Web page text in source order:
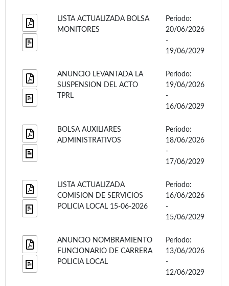
LISTA ACTUALIZADA BOLSA
MONITORES
Periodo:
20/06/2026
-
19/06/2029
ANUNCIO LEVANTADA LA
SUSPENSION DEL ACTO
TPRL
Periodo:
19/06/2026
-
16/06/2029
BOLSA AUXILIARES
ADMINISTRATIVOS
Periodo:
18/06/2026
-
17/06/2029
LISTA ACTUALIZADA
COMISION DE SERVICIOS
POLICIA LOCAL 15-06-2026
Periodo:
16/06/2026
-
15/06/2029
ANUNCIO NOMBRAMIENTO
FUNCIONARIO DE CARRERA
POLICIA LOCAL
Periodo:
13/06/2026
-
12/06/2029